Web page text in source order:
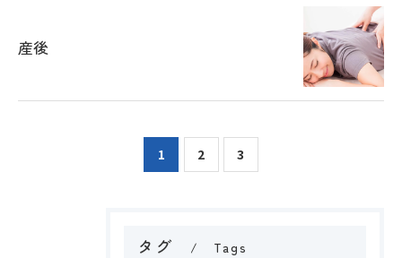
産後
1 2 3
タグ Tags